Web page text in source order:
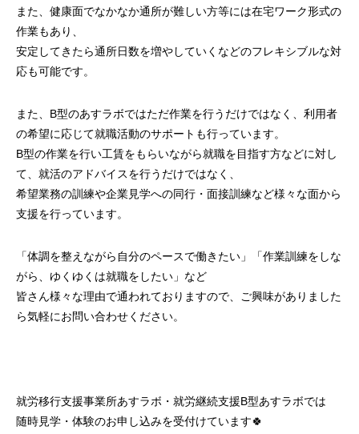
また、健康面でなかなか通所が難しい方等には在宅ワーク形式の
作業もあり、
安定してきたら通所日数を増やしていくなどのフレキシブルな対
応も可能です。
また、B型のあすラボではただ作業を行うだけではなく、利用者
の希望に応じて就職活動のサポートも行っています。
B型の作業を行い工賃をもらいながら就職を目指す方などに対し
て、就活のアドバイスを行うだけではなく、
希望業務の訓練や企業見学への同行・面接訓練など様々な面から
支援を行っています。
「体調を整えながら自分のペースで働きたい」「作業訓練をしな
がら、ゆくゆくは就職をしたい」など
皆さん様々な理由で通われておりますので、ご興味がありました
ら気軽にお問い合わせください。
就労移行支援事業所あすラボ・就労継続支援B型あすラボでは
随時見学・体験のお申し込みを受付けています🍀